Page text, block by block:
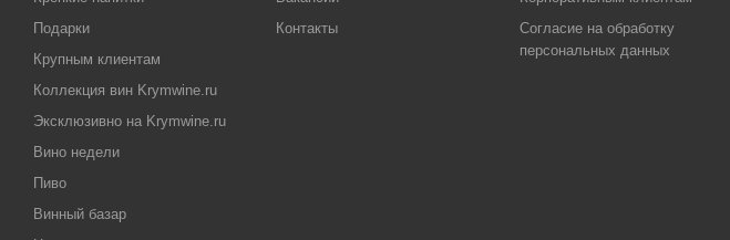
Подарки
Крупным клиентам
Коллекция вин Krymwine.ru
Эксклюзивно на Krymwine.ru
Вино недели
Пиво
Винный базар
Контакты
Согласие на обработку
персональных данных